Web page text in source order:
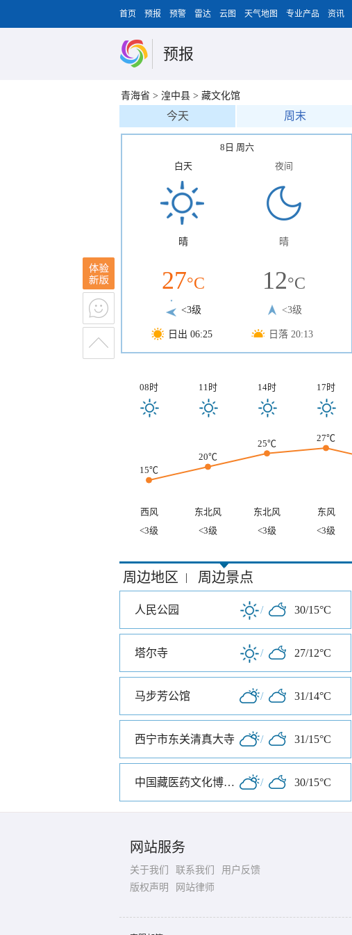
首页 预报 预警 雷达 云图 天气地图 专业产品 资讯
预报
青海省 > 湟中县 > 藏文化馆
今天 周末
8日 周六
白天
晴
27°C
<3级
日出 06:25
夜间
晴
12°C
<3级
日落 20:13
08时 11时 14时 17时
15℃
20℃
25℃
27℃
西风 东北风 东北风 东风
<3级
<3级 <3级 <3级
周边地区 | 周边景点
人民公园 / 30/15°C
塔尔寺 / 27/12°C
马步芳公馆 / 31/14°C
西宁市东关清真大寺 / 31/15°C
中国藏医药文化博物馆 / 30/15°C
网站服务
关于我们 联系我们
用户反馈
版权声明
网站律师